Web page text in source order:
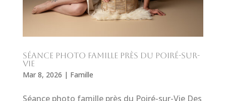
Séance photo famille près du Poiré-sur-
Vie
Mar 8, 2026 | Famille
Séance photo famille près du Poiré-sur-Vie Des